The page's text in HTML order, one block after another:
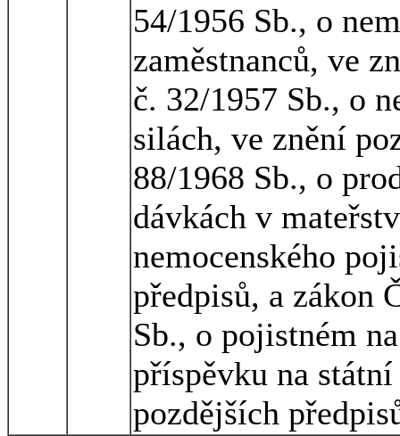
54/1956 Sb., o
zaměstnanců, ve
č. 32/1957 Sb., o
silách, ve znění
88/1968 Sb., o
dávkách v
nemocenského
předpisů, a zákon
Sb., o pojistném
příspěvku na
pozdějších